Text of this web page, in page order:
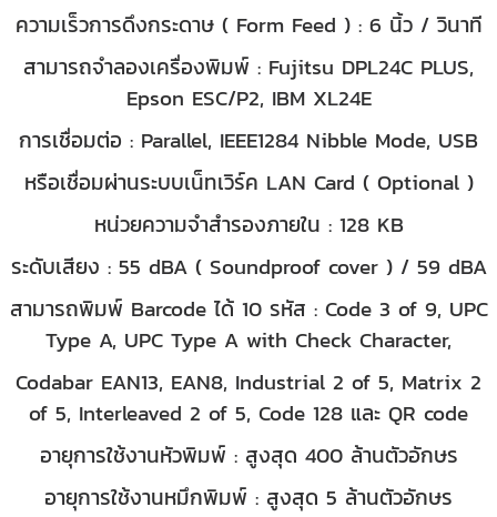
ความเร็วการดึงกระดาษ ( Form Feed ) : 6 นิ้ว / วินาที
สามารถจำลองเครื่องพิมพ์ : Fujitsu DPL24C PLUS,
Epson ESC/P2, IBM XL24E
การเชื่อมต่อ : Parallel, IEEE1284 Nibble Mode, USB
หรือเชื่อมผ่านระบบเน็ทเวิร์ค LAN Card ( Optional )
หน่วยความจำสำรองภายใน : 128 KB
ระดับเสียง : 55 dBA ( Soundproof cover ) / 59 dBA
สามารถพิมพ์ Barcode ได้ 10 รหัส : Code 3 of 9, UPC
Type A, UPC Type A with Check Character,
Codabar EAN13, EAN8, Industrial 2 of 5, Matrix 2
of 5, Interleaved 2 of 5, Code 128 และ QR code
อายุการใช้งานหัวพิมพ์ : สูงสุด 400 ล้านตัวอักษร
อายุการใช้งานหมึกพิมพ์ : สูงสุด 5 ล้านตัวอักษร